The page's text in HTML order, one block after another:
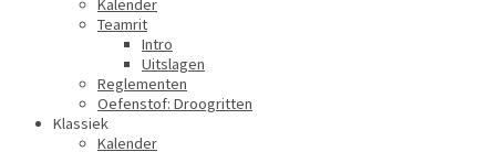
Kalender
Teamrit
Intro
Uitslagen
Reglementen
Oefenstof: Droogritten
Klassiek
Kalender